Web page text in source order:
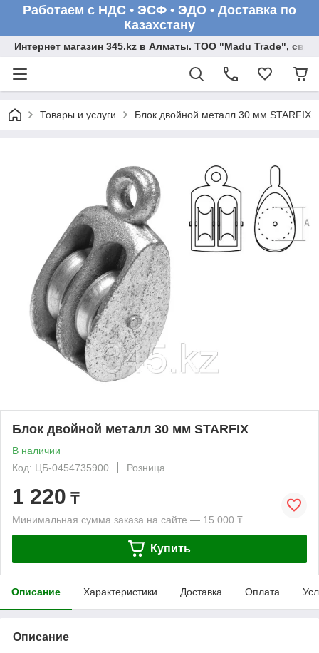
Работаем с НДС • ЭСФ • ЭДО • Доставка по
Казахстану
Интернет магазин 345.kz в Алматы. ТОО "Madu Trade",
Товары и услуги Блок двойной металл 30 мм STARFIX
Блок двойной металл 30 мм STARFIX
В наличии
Код: ЦБ-0454735900
Розница
1 220 ₸
Минимальная сумма заказа на сайте — 15 000 ₸
Купить
Описание Характеристики Доставка Оплата
Описание